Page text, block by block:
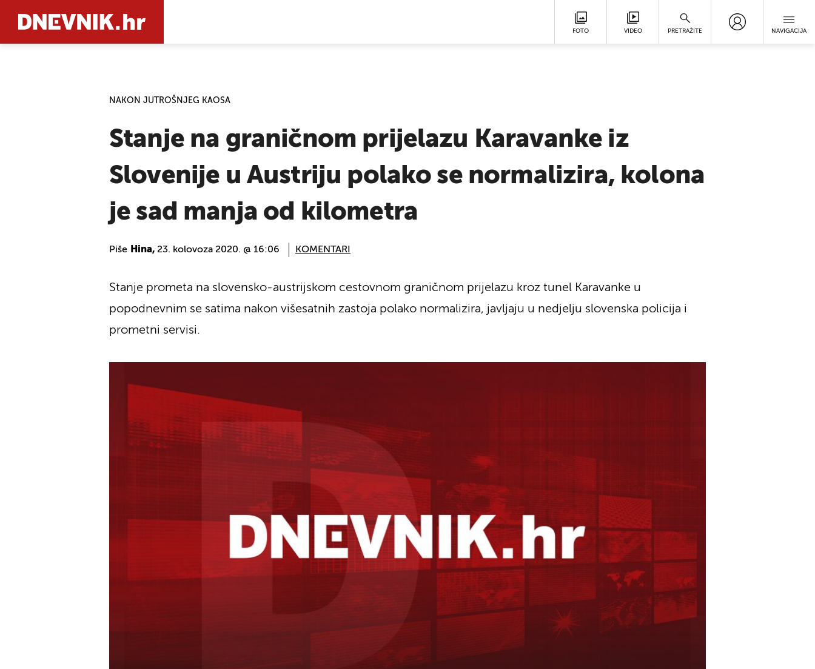
FOTO VIDEO PRETRAŽITE NAVIGACIJA
NAKON JUTROŠNJEG KAOSA
Stanje na graničnom prijelazu Karavanke iz
Slovenije u Austriju polako se normalizira, kolona
je sad manja od kilometra
Piše Hina, 23. kolovoza 2020. @ 16:06 KOMENTARI
Stanje prometa na slovensko-austrijskom cestovnom graničnom prijelazu kroz tunel Karavanke u
popodnevnim se satima nakon višesatnih zastoja polako normalizira, javljaju u nedjelju slovenska policija i
prometni servisi.